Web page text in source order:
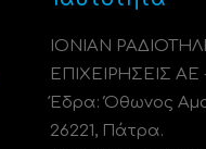
ΙΟΝΙΑΝ
ΕΠΙΧΕΙΡΗΣΕΙΣ ΑΕ
Έδρα: Όθωνος
26221, Πάτρα.